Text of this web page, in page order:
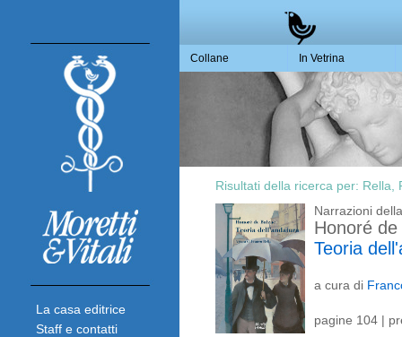
La casa editrice
Staff e contatti
Collane In Vetrina
Risultati della ricerca per: Rella,
Narrazioni
Honoré
Teoria
a cura di
pagine 104 |